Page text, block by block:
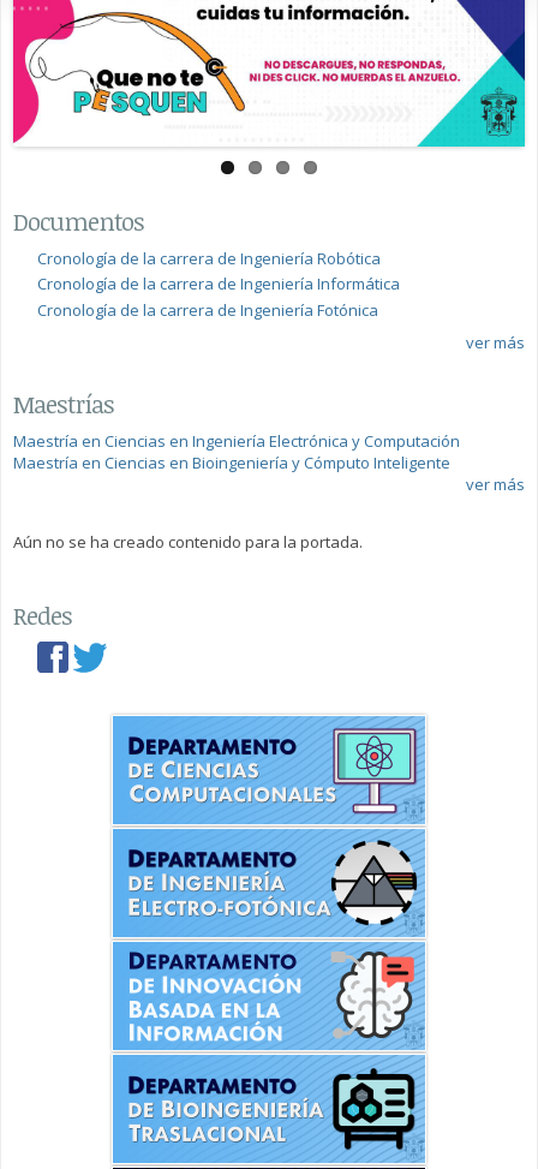
Documentos
Cronología de la carrera de Ingeniería Robótica
Cronología de la carrera de Ingeniería Informática
Cronología de la carrera de Ingeniería Fotónica
ver más
Maestrías
Maestría en Ciencias en Ingeniería Electrónica y Computación
Maestría en Ciencias en Bioingeniería y Cómputo Inteligente
ver más
Aún no se ha creado contenido para la portada.
Redes
facebook